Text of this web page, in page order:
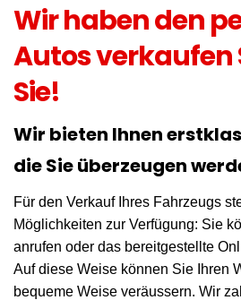
Wir haben den
Autos verkaufen
Sie!
Wir bieten Ihnen
die Sie überzeugen
Für den Verkauf Ihres Fahrzeugs
Möglichkeiten zur Verfügung: Sie
anrufen oder das bereitgestellte
Auf diese Weise können Sie Ihren
bequeme Weise veräussern. Wir